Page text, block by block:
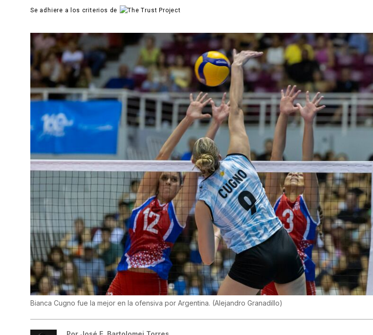
Se adhiere a los criterios de
Bianca Cugno fue la mejor en la ofensiva por Argentina. (Alejandro Granadillo)